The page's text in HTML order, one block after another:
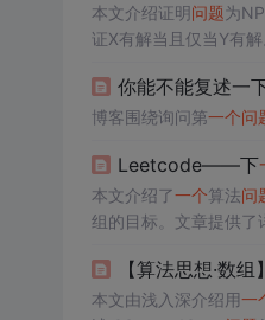
本文介绍证明问题为
证X有解当且仅当Y有
你能不能复述一
博客围绕询问第一个问
Leetcode——下
本文介绍了一个算法问
组的目标。文章提供了
【算法思想·数组】
本文由浅入深介绍用一